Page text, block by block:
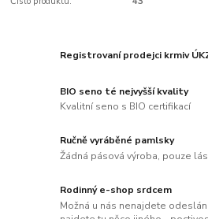
Registrovaní prodejci krmiv
BIO seno té nejvyšší kvality
Kvalitní seno s BIO certifikací
Ručně vyráběné pamlsky
Žádná pásová výroba, pouze
Rodinný e-shop srdcem
Možná u nás nenajdete